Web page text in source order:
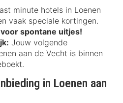
minute hotels in Loenen
vaak speciale kortingen.
voor spontane uitjes!
Jouw volgende
aan de Vecht is binnen
in Loenen aan